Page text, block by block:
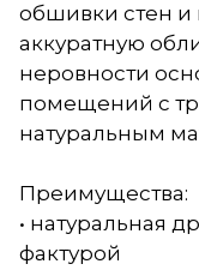
обшивки стен и
аккуратную
неровности
помещений с
натуральным
Преимущества:
• натуральная
фактурой